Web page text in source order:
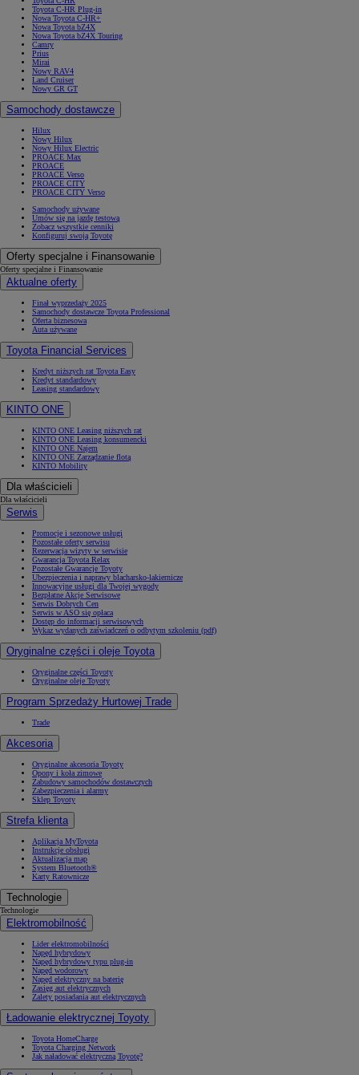
Toyota C-HR Plug-in
Nowa Toyota C-HR+
Nowa Toyota bZ4X
Nowa Toyota bZ4X Touring
Camry
Prius
Mirai
Nowy RAV4
Land Cruiser
Nowy GR GT
Samochody dostawcze
Hilux
Nowy Hilux
Nowy Hilux Electric
PROACE Max
PROACE
PROACE Verso
PROACE CITY
PROACE CITY Verso
Samochody używane
Umów się na jazdę testową
Zobacz wszystkie cenniki
Konfiguruj swoją Toyotę
Oferty specjalne i Finansowanie
Oferty specjalne i Finansowanie
Aktualne oferty
Finał wyprzedaży 2025
Samochody dostawcze Toyota Professional
Oferta biznesowa
Auta używane
Toyota Financial Services
Kredyt niższych rat Toyota Easy
Kredyt standardowy
Leasing standardowy
KINTO ONE
KINTO ONE Leasing niższych rat
KINTO ONE Leasing konsumencki
KINTO ONE Najem
KINTO ONE Zarządzanie flotą
KINTO Mobility
Dla właścicieli
Dla właścicieli
Serwis
Promocje i sezonowe usługi
Pozostałe oferty serwisu
Rezerwacja wizyty w serwisie
Gwarancja Toyota Relax
Pozostałe Gwarancje Toyoty
Ubezpieczenia i naprawy blacharsko-lakiernicze
Innowacyjne usługi dla Twojej wygody
Bezpłatne Akcje Serwisowe
Serwis Dobrych Cen
Serwis w ASO się opłaca
Dostęp do informacji serwisowych
Wykaz wydanych zaświadczeń o odbytym szkoleniu (pdf)
Oryginalne części i oleje Toyota
Oryginalne części Toyoty
Oryginalne oleje Toyoty
Program Sprzedaży Hurtowej Trade
Trade
Akcesoria
Oryginalne akcesoria Toyoty
Opony i koła zimowe
Zabudowy samochodów dostawczych
Zabezpieczenia i alarmy
Sklep Toyoty
Strefa klienta
Aplikacja MyToyota
Instrukcje obsługi
Aktualizacja map
System Bluetooth®
Karty Ratownicze
Technologie
Technologie
Elektromobilność
Lider elektromobilności
Napęd hybrydowy
Napęd hybrydowy typu plug-in
Napęd wodorowy
Napęd elektryczny na baterię
Zasięg aut elektrycznych
Zalety posiadania aut elektrycznych
Ładowanie elektrycznej Toyoty
Toyota HomeCharge
Toyota Charging Network
Jak naładować elektryczną Toyotę?